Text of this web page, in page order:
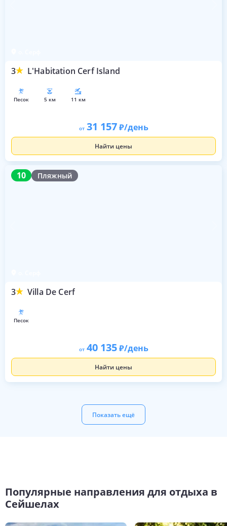
3 L'Habitation Cerf Island
песок 5 км 11 км
от 31 157 /день
Найти цены
10 Пляжный
3 Villa De Cerf
10
песок
от 40 135 /день
Найти цены
Показать ещё
Популярные направления для отдыха в
Сейшелах